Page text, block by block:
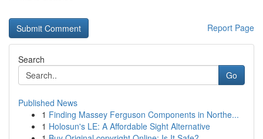
Report Page
Search
Go
Published News
1 Finding Massey Ferguson Components in Northe...
1 Holosun's LE: A Affordable Sight Alternative